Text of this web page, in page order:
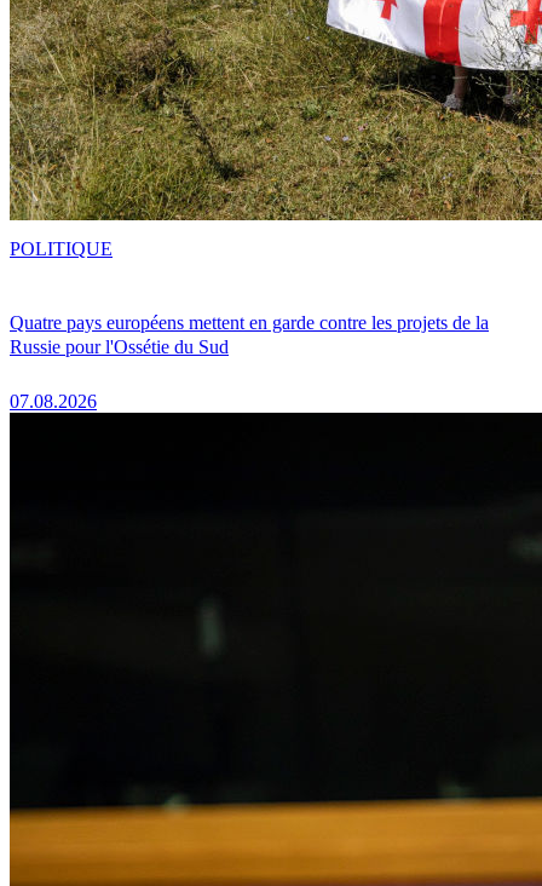
Quatre pays européens mettent en garde contre les projets de la
Russie pour l'Ossétie du Sud
07.08.2026
POLITIQUE